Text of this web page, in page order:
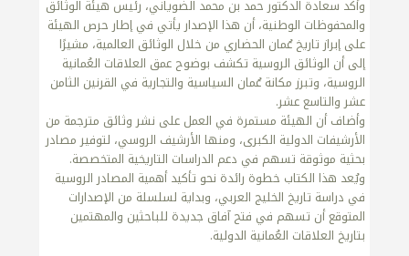
وأكد سعادة الدكتور حمد بن محمد الضوياني، رئيس هيئة الوثائق
والمحفوظات الوطنية، أن هذا الإصدار يأتي في إطار حرص الهيئة
على إبراز تاريخ عُمان الحضاري من خلال الوثائق العالمية، مشيرًا
إلى أن الوثائق الروسية تكشف بوضوح عمق العلاقات العُمانية
الروسية، وتبرز مكانة عُمان السياسية والتجارية في القرنين الثامن
عشر والتاسع عشر.
وأضاف أن الهيئة مستمرة في العمل على نشر وثائق مترجمة من
الأرشيفات الدولية الكبرى، ومنها الأرشيف الروسي، لتوفير مصادر
بحثية موثوقة تسهم في دعم الدراسات التاريخية المتخصصة.
ويُعد هذا الكتاب خطوة رائدة نحو تأكيد أهمية المصادر الروسية
في دراسة تاريخ الخليج العربي، وبداية لسلسلة من الإصدارات
المتوقع أن تسهم في فتح آفاق جديدة للباحثين والمهتمين
بتاريخ العلاقات العُمانية الدولية.